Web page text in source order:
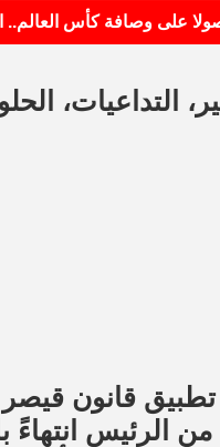
على وصافة كأس العالم..
التداعيات،
تطبيق قانون
من الرئيس